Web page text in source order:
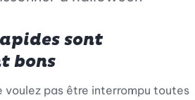
sont
bons
voulez pas être interrompu toutes